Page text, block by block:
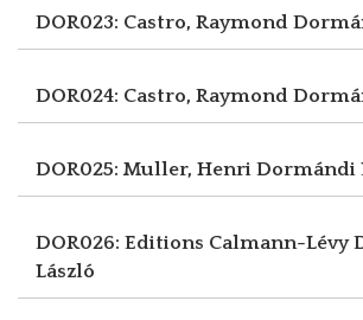
DOR023: Castro, Raymond
DOR024: Castro, Raymond
DOR025: Muller, Henri Dormándi
DOR026: Editions Calmann-Lévy
László